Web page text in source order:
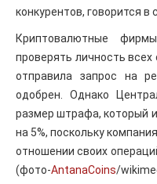
конкурентов, говорится
Криптовалютные
проверять личность всех
отправила запрос на
одобрен. Однако
размер штрафа, который
на 5%, поскольку
отношении своих
(фото-AntanaCoins/